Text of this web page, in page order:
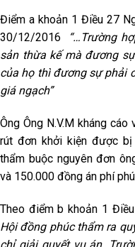
Điểm a khoản 1 Điều 27
30/12/2016
“…Trường
sản thừa kế mà đương
của họ thì đương sự phải
giá ngạch”
Ông Ông N.V.M kháng
rút đơn khởi kiện được
thẩm buộc nguyên đơn
và 150.000 đồng án phí
Theo điểm b khoản 1
Hội đồng phúc thẩm ra
chỉ giải quyết vụ án.